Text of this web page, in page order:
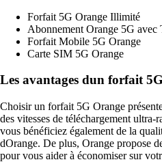
Forfait 5G Orange Illimité
Abonnement Orange 5G avec
Forfait Mobile 5G Orange
Carte SIM 5G Orange
Les avantages dun forfait
Choisir un forfait 5G Orange
des vitesses de téléchargement
vous bénéficiez également de la
dOrange. De plus, Orange propose
pour vous aider à économiser sur